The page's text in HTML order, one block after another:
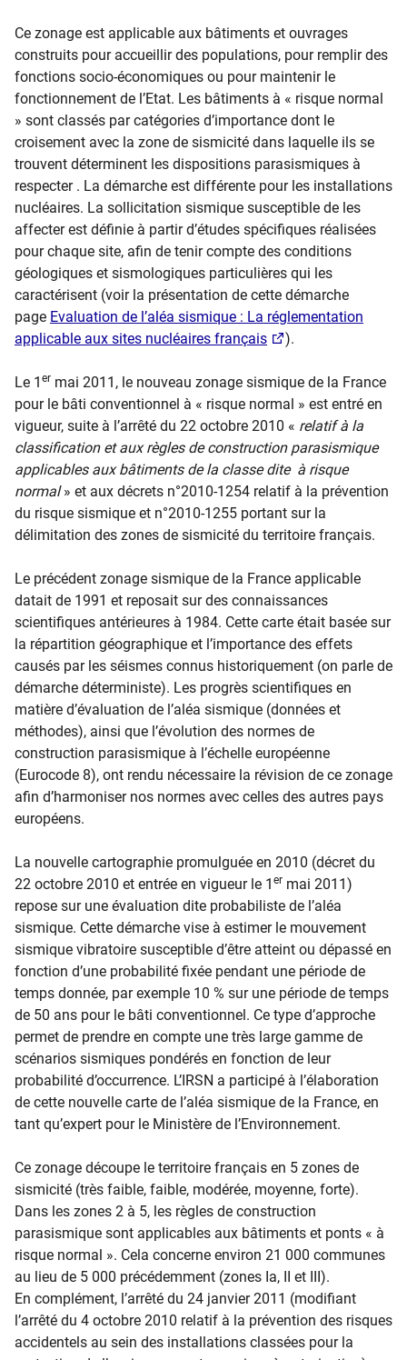
Ce zonage est applicable aux bâtiments et ouvrages
construits pour accueillir des populations, pour remplir des
fonctions socio-économiques ou pour maintenir le
fonctionnement de l’Etat. Les bâtiments à « risque normal
» sont classés par catégories d’importance dont le
croisement avec la zone de sismicité dans laquelle ils se
trouvent déterminent les dispositions parasismiques à
respecter . La démarche est différente pour les installations
nucléaires. La sollicitation sismique susceptible de les
affecter est définie à partir d’études spécifiques réalisées
pour chaque site, afin de tenir compte des conditions
géologiques et sismologiques particulières qui les
caractérisent (voir la présentation de cette démarche
page Evaluation de l’aléa sismique : La réglementation
applicable aux sites nucléaires français
).
Le 1 er mai 2011, le nouveau zonage sismique de la France
pour le bâti conventionnel à « risque normal » est entré en
vigueur, suite à l’arrêté du 22 octobre 2010 « relatif à la
classification et aux règles de construction parasismique
applicables aux bâtiments de la classe dite à risque
normal» et aux décrets n°2010-1254 relatif à la prévention
du risque sismique et n°2010-1255 portant sur la
délimitation des zones de sismicité du territoire français.
Le précédent zonage sismique de la France applicable
datait de 1991 et reposait sur des connaissances
scientifiques antérieures à 1984. Cette carte était basée sur
la répartition géographique et l’importance des effets
causés par les séismes connus historiquement (on parle de
démarche déterministe). Les progrès scientifiques en
matière d’évaluation de l’aléa sismique (données et
méthodes), ainsi que l’évolution des normes de
construction parasismique à l’échelle européenne
(Eurocode 8), ont rendu nécessaire la révision de ce zonage
afin d’harmoniser nos normes avec celles des autres pays
européens.
La nouvelle cartographie promulguée en 2010 (décret du
22 octobre 2010 et entrée en vigueur le 1 er mai 2011)
repose sur une évaluation dite probabiliste de l’aléa
sismique. Cette démarche vise à estimer le mouvement
sismique vibratoire susceptible d’être atteint ou dépassé en
fonction d’une probabilité fixée pendant une période de
temps donnée, par exemple 10 % sur une période de temps
de 50 ans pour le bâti conventionnel. Ce type d’approche
permet de prendre en compte une très large gamme de
scénarios sismiques pondérés en fonction de leur
probabilité d’occurrence. L’IRSN a participé à l’élaboration
de cette nouvelle carte de l’aléa sismique de la France, en
tant qu’expert pour le Ministère de l’Environnement.
Ce zonage découpe le territoire français en 5 zones de
sismicité (très faible, faible, modérée, moyenne, forte).
Dans les zones 2 à 5, les règles de construction
parasismique sont applicables aux bâtiments et ponts « à
risque normal ». Cela concerne environ 21 000 communes
au lieu de 5 000 précédemment (zones Ia, II et III).
En complément, l’arrêté du 24 janvier 2011 (modifiant
l’arrêté du 4 octobre 2010 relatif à la prévention des risques
accidentels au sein des installations classées pour la